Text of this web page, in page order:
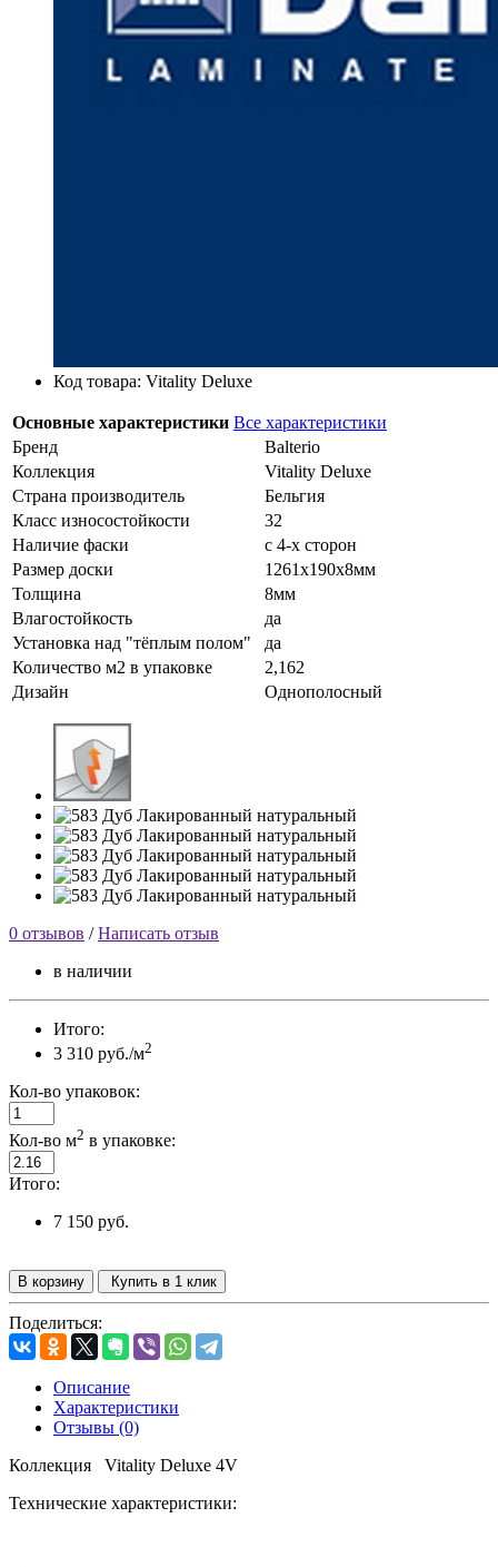
Код товара: Vitality Deluxe
Основные характеристики Все характеристики
Бренд
Balterio
Коллекция
Vitality Deluxe
Страна производитель
Бельгия
Класс износостойкости
32
Наличие фаски
с 4-х сторон
Размер доски
1261х190х8мм
Толщина
8мм
Влагостойкость
да
Установка над "тёплым полом"
да
Количество м2 в упаковке
2,162
Дизайн
Однополосный
0 отзывов /Написать отзыв
в наличии
Итого:
3 310 руб./м2
Кол-во упаковок:
Кол-во м2 в упаковке:
Итого:
7 150 руб.
В корзину Купить в 1 клик
Поделиться:
Описание
Характеристики
Отзывы (0)
Коллекция Vitality Deluxe 4V
Технические характеристики: